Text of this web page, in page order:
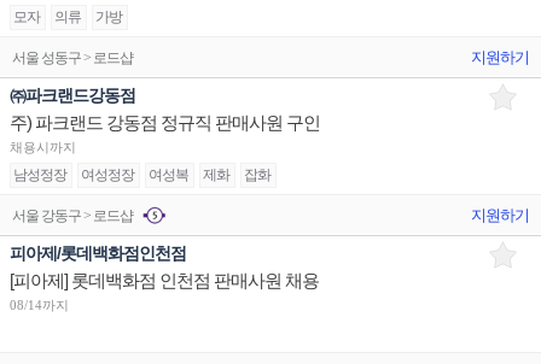
모자 의류 가방
서울 성동구 > 로드샵 지원하기
㈜파크랜드강동점
주) 파크랜드 강동점 정규직 판매사원 구인
채용시까지
남성정장 여성정장 여성복 제화 잡화
서울 강동구 > 로드샵 지원하기
피아제/롯데백화점인천점
[피아제] 롯데백화점 인천점 판매사원 채용
08/14까지